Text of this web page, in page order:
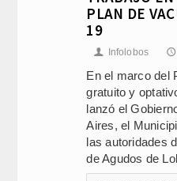
PLAN DE
19
👤 Infolobos 🕔
En el marco del
gratuito y
lanzó el
Aires, el
las autoridades
de Agudos de